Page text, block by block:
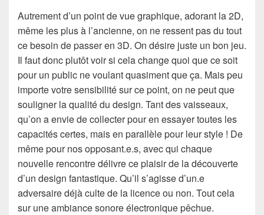
Autrement d’un point de vue graphique, adorant la 2D,
même les plus à l’ancienne, on ne ressent pas du tout
ce besoin de passer en 3D. On désire juste un bon jeu.
Il faut donc plutôt voir si cela change quoi que ce soit
pour un public ne voulant quasiment que ça. Mais peu
importe votre sensibilité sur ce point, on ne peut que
souligner la qualité du design. Tant des vaisseaux,
qu’on a envie de collecter pour en essayer toutes les
capacités certes, mais en parallèle pour leur style ! De
même pour nos opposant.e.s, avec qui chaque
nouvelle rencontre délivre ce plaisir de la découverte
d’un design fantastique. Qu’il s’agisse d’un.e
adversaire déjà culte de la licence ou non. Tout cela
sur une ambiance sonore électronique pêchue.